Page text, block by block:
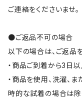
ご連絡をくださいませ。
●ご返品不可の場合
以下の場合は、ご返品
・商品ご到着から3日
・商品を使用、洗濯、
時的な試着の場合は除